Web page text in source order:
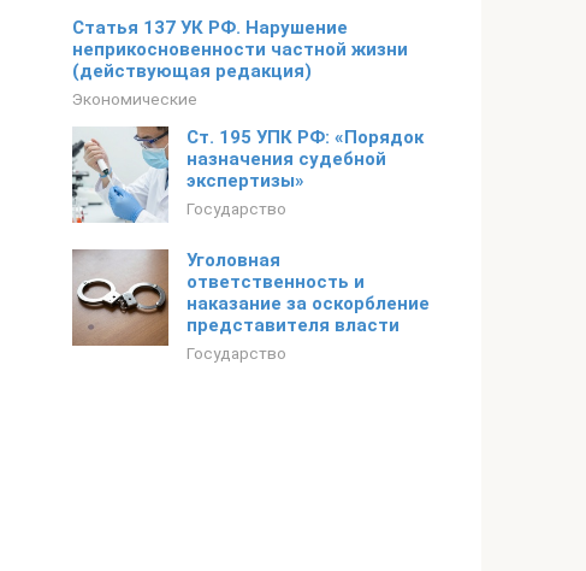
Статья 137 УК РФ. Нарушение
неприкосновенности частной жизни
(действующая редакция)
Экономические
Ст. 195 УПК РФ: «Порядок
назначения судебной
экспертизы»
Государство
Уголовная
ответственность и
наказание за оскорбление
представителя власти
Государство